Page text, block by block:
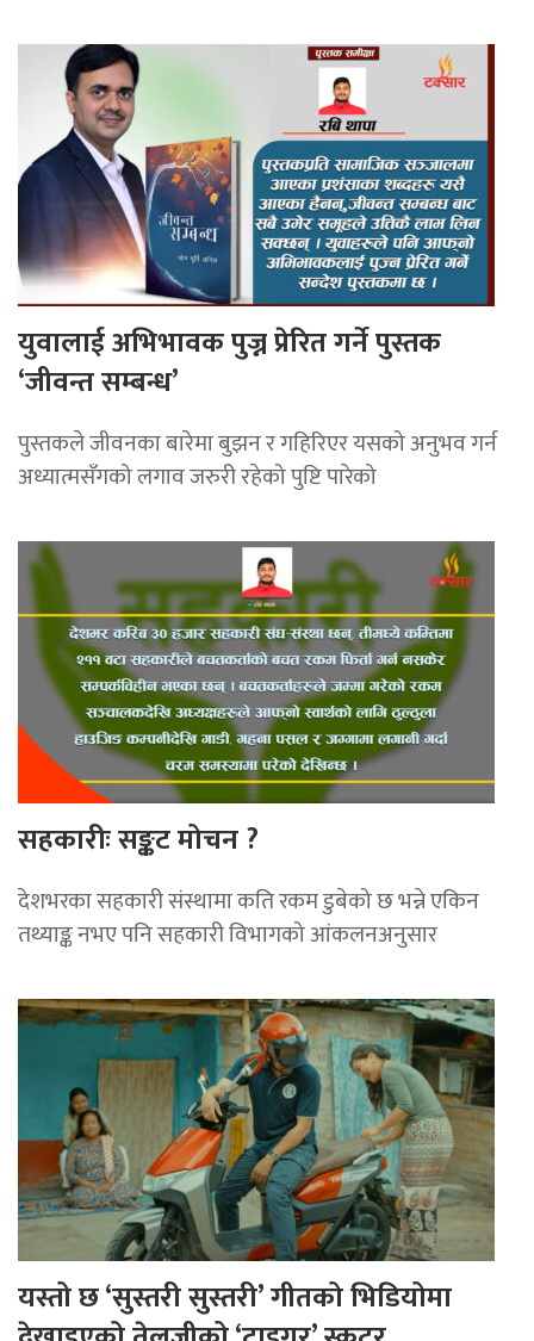
युवालाई अभिभावक पुज्न प्रेरित गर्ने पुस्तक
‘जीवन्त सम्बन्ध’
पुस्तकले जीवनका बारेमा बुझन र गहिरिएर यसको अनुभव गर्न
अध्यात्मसँगको लगाव जरुरी रहेको पुष्टि पारेको
सहकारीः सङ्कट मोचन ?
देशभरका सहकारी संस्थामा कति रकम डुबेको छ भन्ने एकिन
तथ्याङ्क नभए पनि सहकारी विभागको आंकलनअनुसार
यस्तो छ ‘सुस्तरी सुस्तरी’ गीतको भिडियोमा